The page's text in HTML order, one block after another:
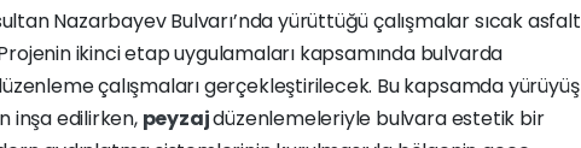
Nazarbayev Bulvarı’nda yürüttüğü çalışmalar sıcak asfalt
ikinci etap uygulamaları kapsamında bulvarda
çalışmaları gerçekleştirilecek. Bu kapsamda yürüyüş
inşa edilirken, peyzajdüzenlemeleriyle bulvara estetik bir